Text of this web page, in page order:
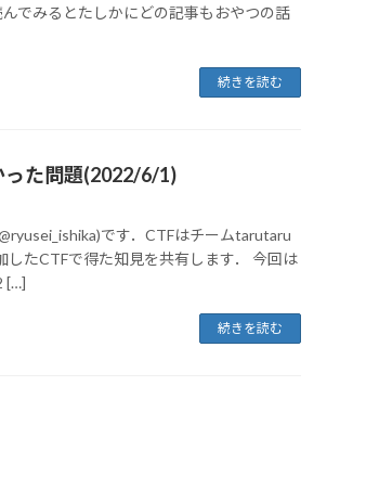
でみるとたしかにどの記事もおやつの話
続きを読む
った問題(2022/6/1)
です．CTFはチームtarutaru
したCTFで得た知見を共有します． 今回は
[…]
続きを読む